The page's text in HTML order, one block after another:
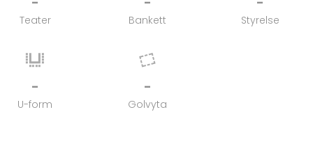
Teater Bankett Styrelse
-
U-form
-
Golvyta